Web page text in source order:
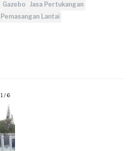
Gazebo Jasa Pertukangan
Pemasangan Lantai
1 / 6